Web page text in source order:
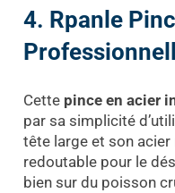
4. Rpanle
Cette pince en acier
par sa simplicité
tête large et son
redoutable pour le
bien sur du poisson